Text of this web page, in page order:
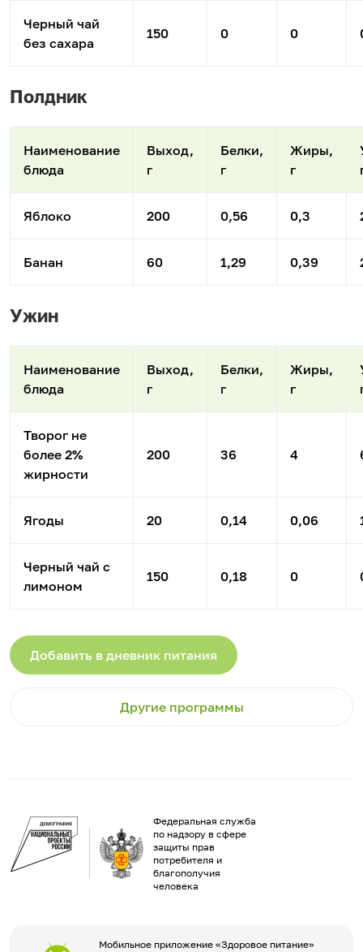
Черный чай
без сахара
150 0 0
Полдник
Наименование
блюда
Выход,
г
Белки,
г
Жиры,
г
Яблоко 200 0,56 0,3
Банан 60 1,29 0,39
Ужин
Наименование
блюда
Выход,
г
Белки,
г
Жиры,
г
Творог не
более 2%
жирности
200 36 4
Ягоды 20 0,14 0,06
Черный чай с
лимоном
150 0,18 0
Добавить в дневник питания
Другие программы
Федеральная служба
по надзору в сфере
защиты прав
потребителя и
благополучия
человека
Мобильное приложение «Здоровое питание»